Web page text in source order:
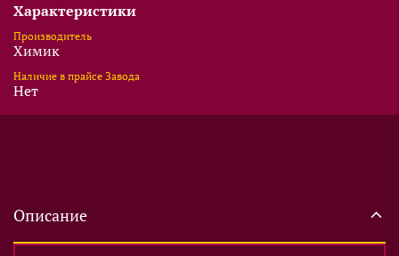
Характеристики
Производитель
Химик
Наличие в прайсе Завода
Нет
Описание